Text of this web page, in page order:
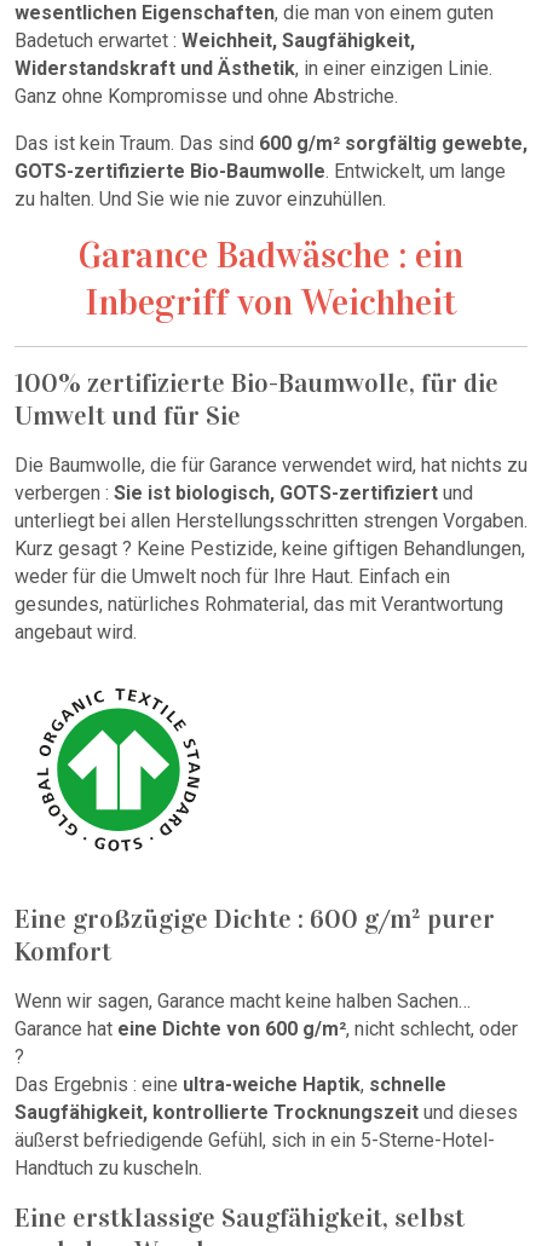
wesentlichen Eigenschaften, die man von einem guten
Badetuch erwartet : Weichheit, Saugfähigkeit,
Widerstandskraft und Ästhetik, in einer einzigen Linie.
Ganz ohne Kompromisse und ohne Abstriche.
Das ist kein Traum. Das sind 600 g/m² sorgfältig gewebte,
GOTS-zertifizierte Bio-Baumwolle. Entwickelt, um lange
zu halten. Und Sie wie nie zuvor einzuhüllen.
Garance Badwäsche : ein
Inbegriff von Weichheit
100% zertifizierte Bio-Baumwolle, für die
Umwelt und für Sie
Die Baumwolle, die für Garance verwendet wird, hat nichts zu
verbergen : Sie ist biologisch, GOTS-zertifiziert und
unterliegt bei allen Herstellungsschritten strengen Vorgaben.
Kurz gesagt ? Keine Pestizide, keine giftigen Behandlungen,
weder für die Umwelt noch für Ihre Haut. Einfach ein
gesundes, natürliches Rohmaterial, das mit Verantwortung
angebaut wird.
Eine großzügige Dichte : 600 g/m² purer
Komfort
Wenn wir sagen, Garance macht keine halben Sachen…
Garance hat eine Dichte von 600 g/m², nicht schlecht, oder
?
Das Ergebnis : eine ultra-weiche Haptik, schnelle
Saugfähigkeit, kontrollierte Trocknungszeit und dieses
äußerst befriedigende Gefühl, sich in ein 5-Sterne-Hotel-
Handtuch zu kuscheln.
Eine erstklassige Saugfähigkeit, selbst